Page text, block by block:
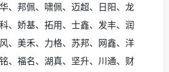
、邦佩、啸佩、迈超、日阳、龙
、娇基、拓用、士鑫、发丰、润
、美禾、力格、苏邦、网鑫、洋
、福名、湖真、坚升、川通、财